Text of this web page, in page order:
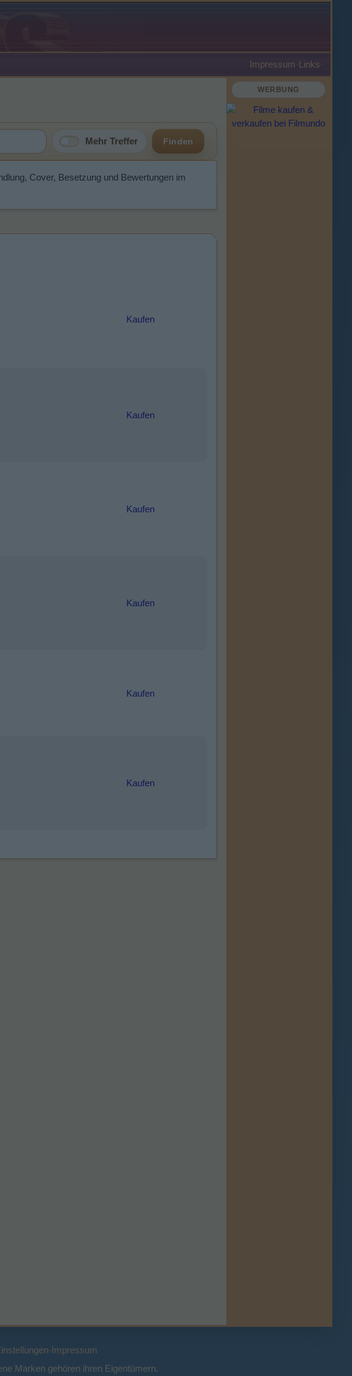
Impressum ·Links·
Mehr Treffer Finden
Cover, Besetzung und Bewertungen im
Kaufen
Kaufen
Kaufen
Kaufen
Kaufen
Kaufen
WERBUNG
-Impressum
Marken gehören ihren Eigentümern.